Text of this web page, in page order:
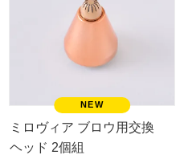
ミロヴィア ブロウ用交換
ヘッド 2個組